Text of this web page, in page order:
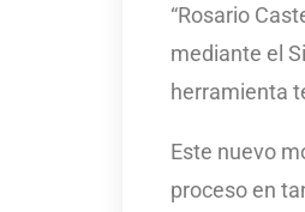
“Rosario
mediante el
herramienta
Este nuevo
proceso en